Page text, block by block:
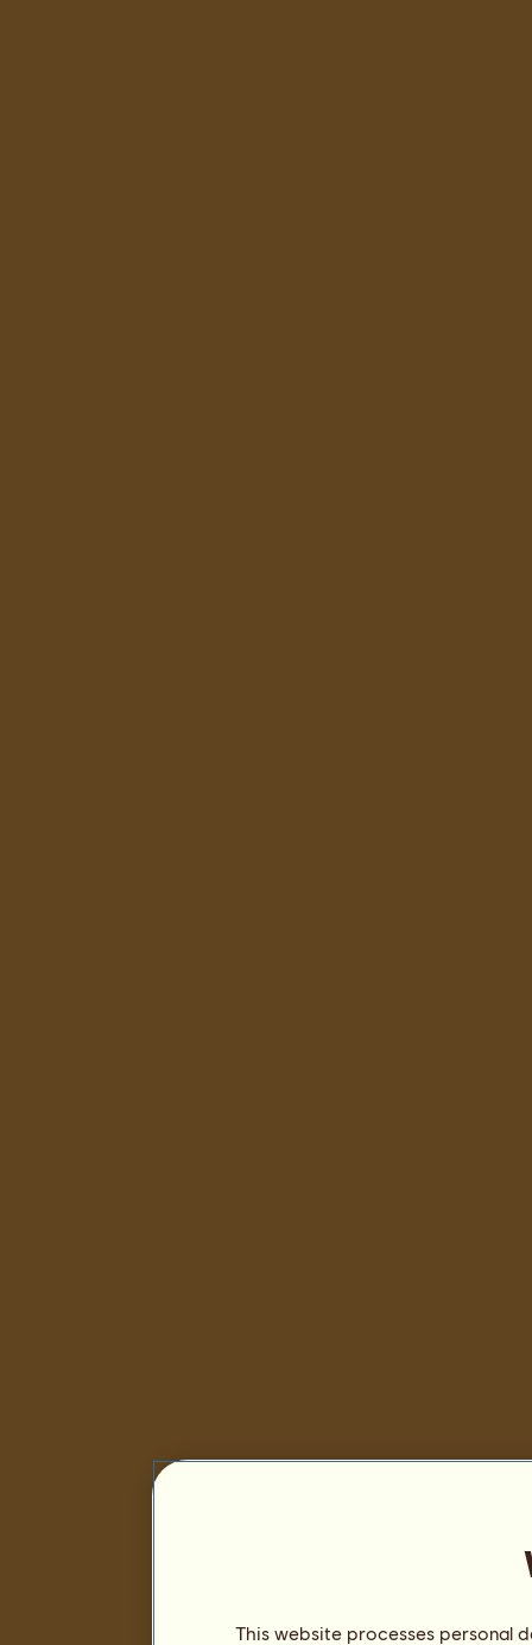
This website processes personal